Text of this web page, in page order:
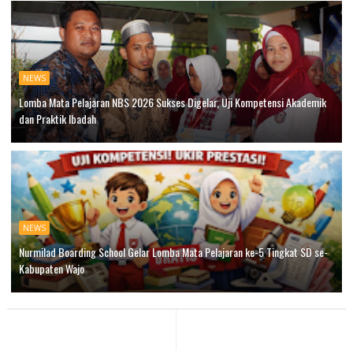
NEWS
Lomba Mata Pelajaran NBS 2026 Sukses Digelar, Uji Kompetensi Akademik
dan Praktik Ibadah
NEWS
Nurmilad Boarding School Gelar Lomba Mata Pelajaran ke-5 Tingkat SD se-
Kabupaten Wajo